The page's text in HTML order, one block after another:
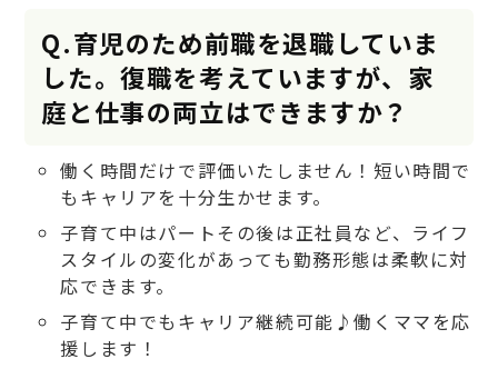
Q.育児のため前職を退職していま
した。復職を考えていますが、家
庭と仕事の両立はできますか？
働く時間だけで評価いたしません！短い時間で
もキャリアを十分生かせます。
子育て中はパートその後は正社員など、ライフ
スタイルの変化があっても勤務形態は柔軟に対
応できます。
子育て中でもキャリア継続可能♪働くママを応
援します！